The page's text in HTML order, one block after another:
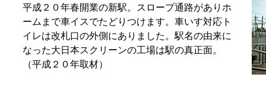
平成２０年春開業の新駅。スロープ通路がありホ
ームまで車イスでたどりつけます。車いす対応ト
イレは改札口の外側にありました。駅名の由来に
なった大日本スクリーンの工場は駅の真正面。
（平成２０年取材）